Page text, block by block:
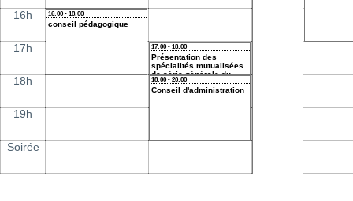
16:00 - 18:00
conseil pédagogique
17:00 - 18:00
Présentation des
spécialités mutualisées
de série générale du
territoire
18:00 - 20:00
Conseil d'administration
16h
17h
18h
19h
Soirée